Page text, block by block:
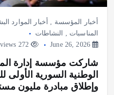
أخبار المؤسسة , أخبار الموارد
المناسبات ,
النشاطات
June 26, 2026
272 views
شاركت مؤسسة إدارة
الوطنية السورية الأولى
وإطلاق مبادرة مليون